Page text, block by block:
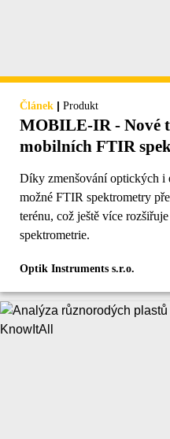
Článek | Produkt
MOBILE-IR - Nové
mobilních FTIR
Díky zmenšování optických i
možné FTIR spektrometry
terénu, což ještě více
spektrometrie.
Optik Instruments s.r.o.